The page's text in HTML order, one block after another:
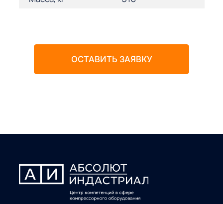
ОСТАВИТЬ ЗАЯВКУ